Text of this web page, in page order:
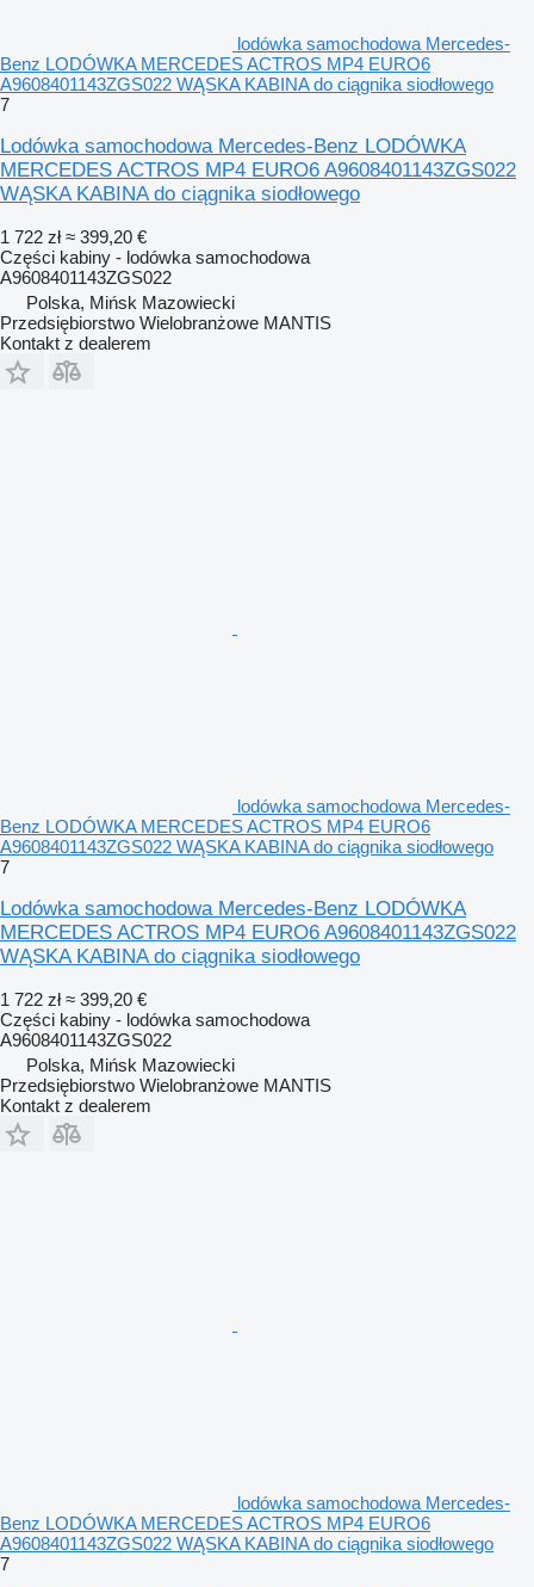
lodówka samochodowa Mercedes-
Benz LODÓWKA MERCEDES ACTROS MP4 EURO6
A9608401143ZGS022 WĄSKA KABINA do ciągnika siodłowego
7
Lodówka samochodowa Mercedes-Benz LODÓWKA
MERCEDES ACTROS MP4 EURO6 A9608401143ZGS022
WĄSKA KABINA do ciągnika siodłowego
1 722 zł ≈ 399,20 €
Części kabiny - lodówka samochodowa
A9608401143ZGS022
Polska, Mińsk Mazowiecki
Przedsiębiorstwo Wielobranżowe MANTIS
Kontakt z dealerem
lodówka samochodowa Mercedes-
Benz LODÓWKA MERCEDES ACTROS MP4 EURO6
A9608401143ZGS022 WĄSKA KABINA do ciągnika siodłowego
7
Lodówka samochodowa Mercedes-Benz LODÓWKA
MERCEDES ACTROS MP4 EURO6 A9608401143ZGS022
WĄSKA KABINA do ciągnika siodłowego
1 722 zł ≈ 399,20 €
Części kabiny - lodówka samochodowa
A9608401143ZGS022
Polska, Mińsk Mazowiecki
Przedsiębiorstwo Wielobranżowe MANTIS
Kontakt z dealerem
lodówka samochodowa Mercedes-
Benz LODÓWKA MERCEDES ACTROS MP4 EURO6
A9608401143ZGS022 WĄSKA KABINA do ciągnika siodłowego
7